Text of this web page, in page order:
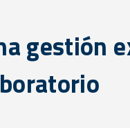
gestión